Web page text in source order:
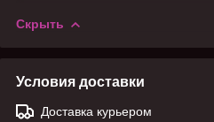
Скрыть
Условия доставки
Доставка курьером